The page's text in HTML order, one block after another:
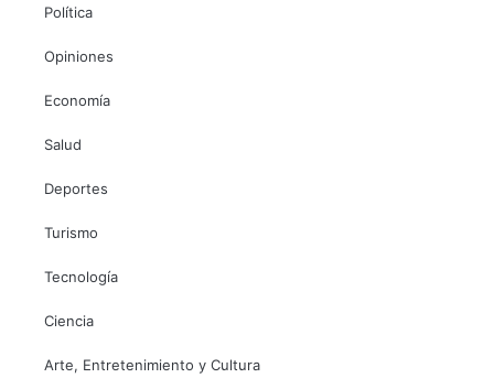
Política
Opiniones
Economía
Salud
Deportes
Turismo
Tecnología
Ciencia
Arte, Entretenimiento y Cultura